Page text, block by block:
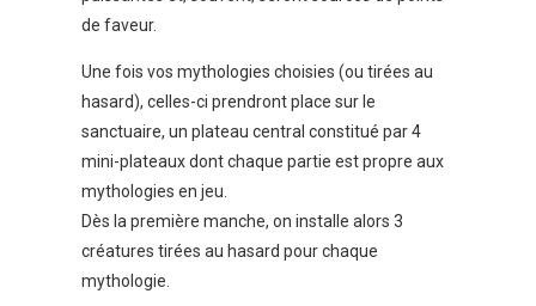
de faveur.
Une fois vos mythologies choisies (ou tirées au
hasard), celles-ci prendront place sur le
sanctuaire, un plateau central constitué par 4
mini-plateaux dont chaque partie est propre aux
mythologies en jeu.
Dès la première manche, on installe alors 3
créatures tirées au hasard pour chaque
mythologie.